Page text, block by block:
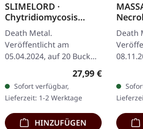
SLIMELORD ·
Chytridiomycosis
Relinquished |
ORANGE/BLUE
GALAXY LP
Death Metal.
Veröffentlicht am
05.04.2024, auf 20 Buck
Spin. Orange-blaues
"Galaxy" Vinyl. Slimelord
liefert mit
"Chytridiomycosis
Relinquished" ein…
Regulärer Preis:
27,99 €
Sofort verfügbar,
Lieferzeit: 1-2 Werktage
HINZUFÜGEN
LP
Death